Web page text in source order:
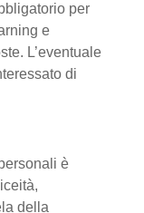
per
e
L’eventuale
di
è
della